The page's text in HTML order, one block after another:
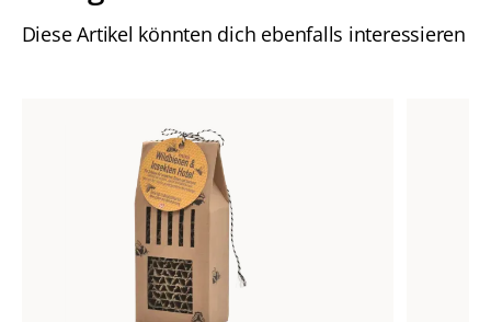
Diese Artikel könnten dich ebenfalls interessieren